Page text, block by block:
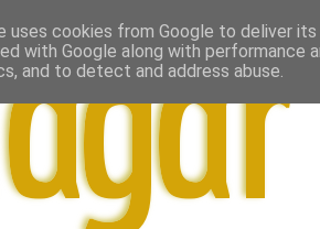
uses cookies from Google to deliver
with Google along with
and to detect and address abuse.